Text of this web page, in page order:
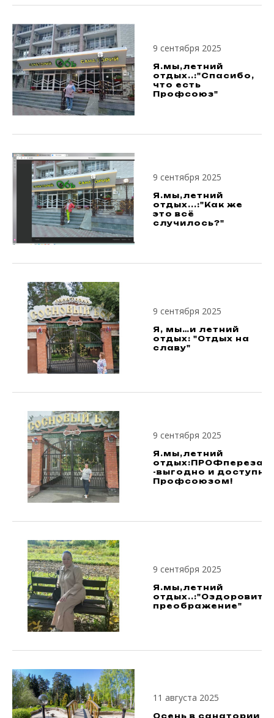
9 сентября 2025
Я.мы,летний
отдых..:"Спасибо,
что есть
Профсоюз"
9 сентября 2025
Я.мы,летний
отдых...:"Как же
это всё
случилось?"
9 сентября 2025
Я, мы…и летний
отдых: "Отдых на
славу"
9 сентября 2025
Я.мы,летний
-выгодно и доступно
Профсоюзом!
9 сентября 2025
Я.мы,летний
преображение"
11 августа 2025
Осень в санатории